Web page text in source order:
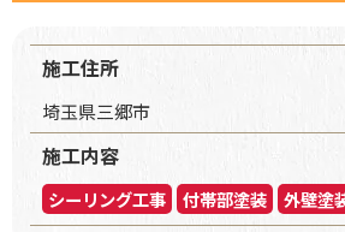
施工住所
埼玉県三郷市
施工内容
シーリング工事 付帯部塗装 外壁塗